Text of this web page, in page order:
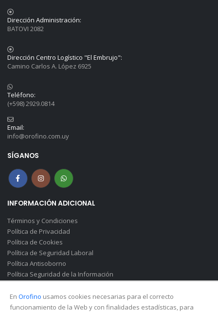
Dirección Administración:
BATOVI 2082
Dirección Centro Logístico "El Embrujo":
Camino Carlos A. López 6925
Teléfono:
(+598) 2929.0814
Email:
info@orofino.com.uy
SÍGANOS
INFORMACIÓN ADICIONAL
Términos y Condiciones
Política de Privacidad
Política de Cookies
Política de Seguridad Laboral
Política Antisoborno
Política Seguridad de la Información
En Orofino usamos cookies necesarias para el correcto
funcionamiento de la Web y con finalidades estadísticas, para